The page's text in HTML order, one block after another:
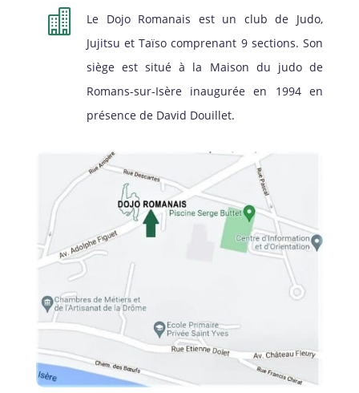

Le Dojo Romanais est un club de Judo,
Jujitsu et Taïso comprenant 9 sections. Son
siège est situé à la Maison du judo de
Romans-sur-Isère inaugurée en 1994 en
présence de David Douillet.